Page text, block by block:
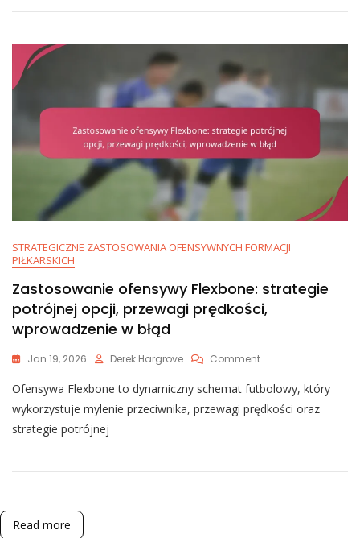
Oszustwa,
Ruch
W
Polu
STRATEGICZNE ZASTOSOWANIA OFENSYWNYCH FORMACJI
PIŁKARSKICH
Zastosowanie ofensywy Flexbone: strategie
potrójnej opcji, przewagi prędkości,
wprowadzenie w błąd
Jan 19, 2026 Derek Hargrove CommentOn
Ofensywy
Flexbone:
Ofensywa Flexbone to dynamiczny schemat futbolowy, który
wykorzystuje mylenie przeciwnika, przewagi prędkości oraz
strategie potrójnej
Read more